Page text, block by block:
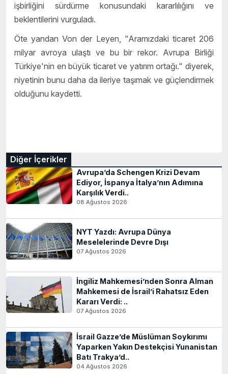
işbirliğini sürdürme konusundaki kararlılığını ve
beklentilerini vurguladı.
Öte yandan Von der Leyen, "Aramızdaki ticaret 206
milyar avroya ulaştı ve bu bir rekor. Avrupa Birliği
Türkiye'nin en büyük ticaret ve yatırım ortağı." diyerek,
niyetinin bunu daha da ileriye taşımak ve güçlendirmek
olduğunu kaydetti.
Diğer İçerikler
Avrupa’da Schengen Krizi Devam
Ediyor, İspanya İtalya’nın Adımına
Karşılık Verdi..
08 Ağustos 2026
NYT Yazdı: Avrupa Dünya
Meselelerinde Devre Dışı
07 Ağustos 2026
İngiliz Mahkemesi’nden Sonra Alman
Mahkemesi de İsrail’i Rahatsız Eden
Kararı Verdi: ..
07 Ağustos 2026
İsrail Gazze’de Müslüman Soykırımı
Yaparken Yakın Destekçisi Yunanistan
Batı Trakya’d..
04 Ağustos 2026